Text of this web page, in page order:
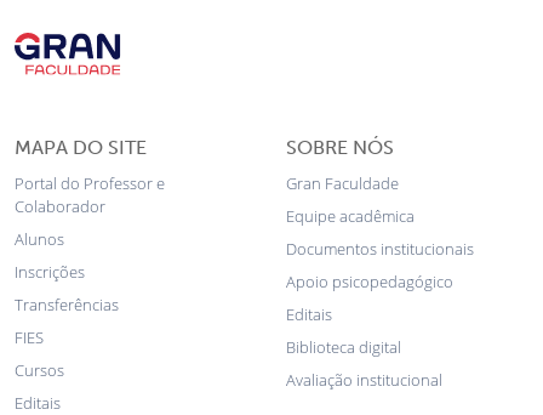
MAPA DO SITE
Portal do Professor e
Colaborador
Alunos
Inscrições
Transferências
FIES
Cursos
Editais
SOBRE NÓS
Gran Faculdade
Equipe acadêmica
Documentos institucionais
Apoio psicopedagógico
Editais
Biblioteca digital
Avaliação institucional